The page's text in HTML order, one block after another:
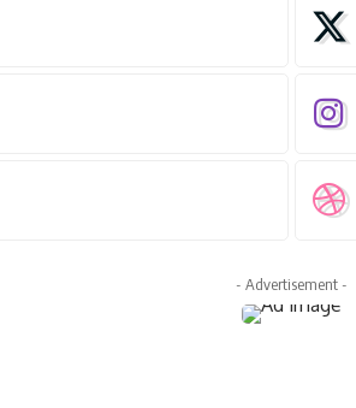
- Advertisement -